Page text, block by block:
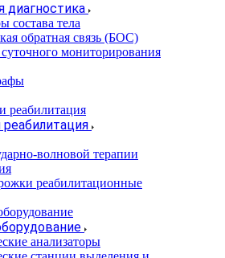
диагностика
состава тела
обратная связь (БОС)
мониторирования
волновой терапии
реабилитационные
анализаторы